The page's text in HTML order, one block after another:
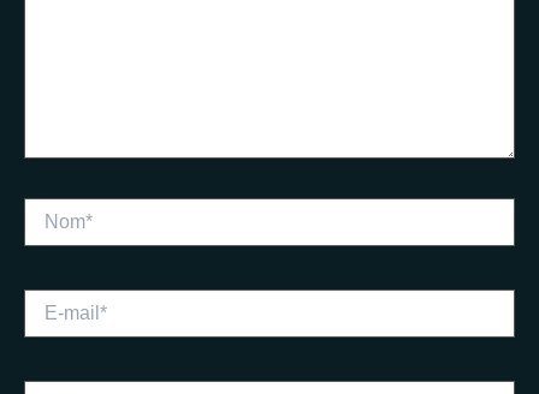
mail*